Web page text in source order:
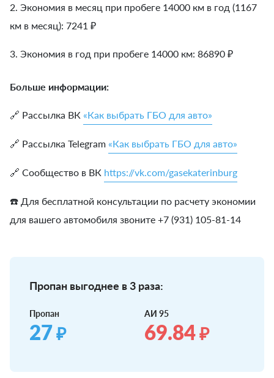
2. Экономия в месяц при пробеге 14000 км в год (1167
км в месяц): 7241 ₽
3. Экономия в год при пробеге 14000 км: 86890 ₽
Больше информации:
🔗 Рассылка ВК «Как выбрать ГБО для авто»
🔗 Рассылка Telegram «Как выбрать ГБО для авто»
🔗 Сообщество в ВК https://vk.com/gasekaterinburg
☎️ Для бесплатной консультации по расчету экономии
для вашего автомобиля звоните +7 (931) 105-81-14
Пропан выгоднее в 3 раза:
Пропан
27₽
АИ 95
69.84₽